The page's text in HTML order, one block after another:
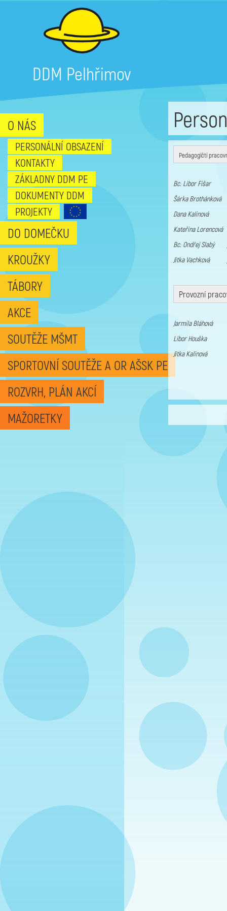
DDM Pelhřimov
O NÁS
PERSONÁLNÍ OBSAZENÍ
KONTAKTY
ZÁKLADNY DDM PE
DOKUMENTY DDM
PROJEKTY
DO DOMEČKU
KROUŽKY
TÁBORY
AKCE
SOUTĚŽE MŠMT
SPORTOVNÍ SOUTĚŽE A OR AŠSK PE
ROZVRH, PLÁN AKCÍ
MAŽORETKY
Pedagogičtí
Bc. Libor Fišar
Šárka Brothánková
Dana Kalinová
Kateřina Lorencová
Bc. Ondřej Slabý
Jitka Vachková
Provozní
Jarmila Bláhová
Libor Houška
Jitka Kalinová